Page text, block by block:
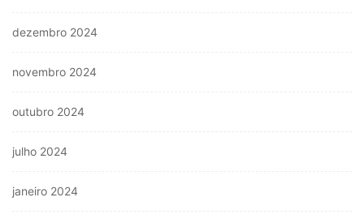
dezembro 2024
novembro 2024
outubro 2024
julho 2024
janeiro 2024